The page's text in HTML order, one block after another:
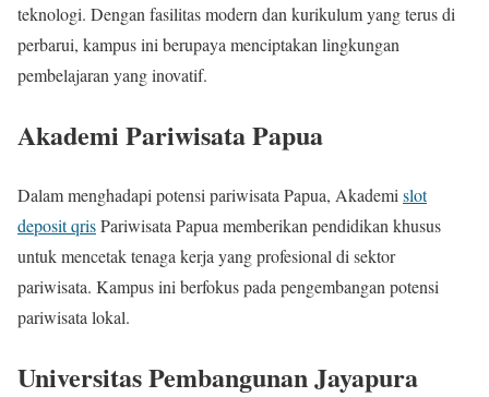
teknologi. Dengan fasilitas modern dan kurikulum yang terus di
perbarui, kampus ini berupaya menciptakan lingkungan
pembelajaran yang inovatif.
Akademi Pariwisata Papua
Dalam menghadapi potensi pariwisata Papua, Akademi slot
deposit qrisPariwisata Papua memberikan pendidikan khusus
untuk mencetak tenaga kerja yang profesional di sektor
pariwisata. Kampus ini berfokus pada pengembangan potensi
pariwisata lokal.
Universitas Pembangunan Jayapura